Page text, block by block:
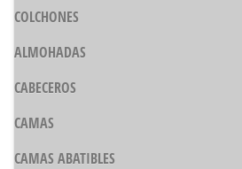
COLCHONES
ALMOHADAS
CABECEROS
CAMAS
CAMAS ABATIBLES